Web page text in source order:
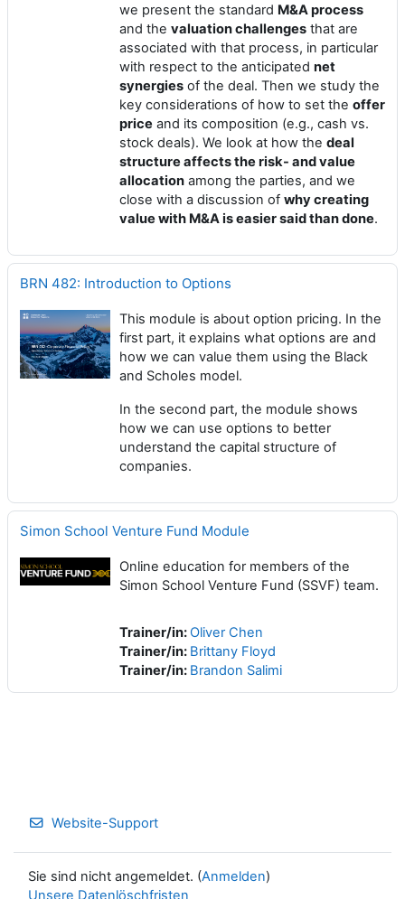
we present the standard M&A process
and the valuation challenges that are
associated with that process, in particular
with respect to the anticipated net
synergies of the deal. Then we study the
key considerations of how to set the offer
price and its composition (e.g., cash vs.
stock deals). We look at how the deal
structure affects the risk- and value
allocation among the parties, and we
close with a discussion of why creating
value with M&A is easier said than done.
BRN 482: Introduction to Options
This module is about option pricing. In the
first part, it explains what options are and
how we can value them using the Black
and Scholes model.
In the second part, the module shows
how we can use options to better
understand the capital structure of
companies.
Simon School Venture Fund Module
Online education for members of the
Simon School Venture Fund (SSVF) team.
Trainer/in:Oliver Chen
Trainer/in: Brittany Floyd
Trainer/in: Brandon Salimi
Website-Support
Sie sind nicht angemeldet. (Anmelden)
Unsere Datenlöschfristen